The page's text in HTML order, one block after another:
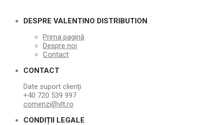
DESPRE VALENTINO DISTRIBUTION
Prima pagină
Despre noi
Contact
CONTACT
Date suport clienți
+40 720 539 997
comenzi@vlt.ro
CONDIȚII LEGALE